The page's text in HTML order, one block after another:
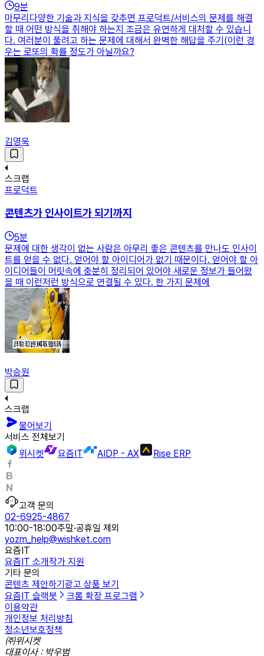
9분
마무리다양한 기술과 지식을 갖추면 프로덕트/서비스의 문제를 해결
할 때 어떤 방식을 취해야 하는지 조금은 유연하게 대처할 수 있습니
다. 여러분이 풀려고 하는 문제에 대해서 완벽한 해답을 주기(이런 경
우는 로또의 확률 정도가 아닐까요?
김영욱
스크랩
프로덕트
콘텐츠가 인사이트가 되기까지
5분
문제에 대한 생각이 없는 사람은 아무리 좋은 콘텐츠를 만나도 인사이
트를 얻을 수 없다. 얻어야 할 아이디어가 없기 때문이다. 얻어야 할 아
이디어들이 머릿속에 충분히 정리되어 있어야 새로운 정보가 들어왔
을 때 이런저런 방식으로 연결될 수 있다. 한 가지 문제에
박승원
스크랩
물어보기
서비스 전체보기
위시켓
요즘IT AIDP - AX Rise ERP
고객 문의
02-6925-4867
10:00-18:00주말·공휴일 제외
yozm_help@wishket.com
요즘IT
요즘IT 소개작가 지원
기타 문의
콘텐츠 제안하기 광고 상품 보기
요즘IT 슬랙봇
크롬 확장 프로그램
이용약관
개인정보 처리방침
청소년보호정책
㈜위시켓
대표이사 : 박우범